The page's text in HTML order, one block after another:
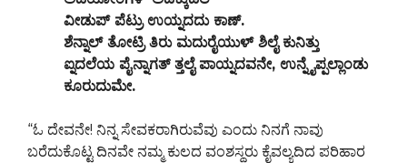
ವೀಡುಪ್ ಪೆಟ್ರು ಉಯ್ನದದು ಕಾಣ್.
ಶೆನ್ನಾಲ್ ತೋಟ್ರಿ ತಿರು ಮದುರೈಯುಳ್ ಶಿಲೈ ಕುನಿತ್ತು
ಐ್ನದಲೆಯ ಪೈನ್ನಾಗತ್ ತ್ತಲೈ ಪಾಯ್ನದವನೇ, ಉನ್ನೈಪ್ಪಲ್ಲಾಂಡು
ಕೂರುದುಮೇ.
“ಓ ದೇವನೇ! ನಿನ್ನ ಸೇವಕರಾಗಿರುವೆವು ಎಂದು ನಿನಗೆ ನಾವು
ಬರೆದುಕೊಟ್ಟ ದಿನವೇ ನಮ್ಮ ಕುಲದ ವಂಶಸ್ಥರು ಕೈವಲ್ಯದಿದ ಪರಿಹಾರ